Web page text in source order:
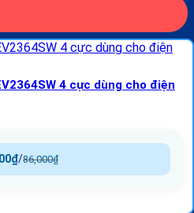
4 cực dùng cho điện
86,000₫
/
₫